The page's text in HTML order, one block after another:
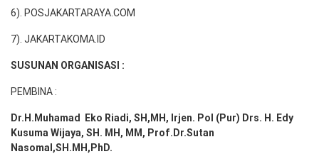
6). POSJAKARTARAYA.COM
7). JAKARTAKOMA.ID
SUSUNAN ORGANISASI :
PEMBINA :
Dr.H.Muhamad Eko Riadi, SH,MH , Irjen. Pol (Pur) Drs. H. Edy
Kusuma Wijaya, SH. MH, MM, Prof. Dr.Sutan
Nasomal,SH.MH,PhD.